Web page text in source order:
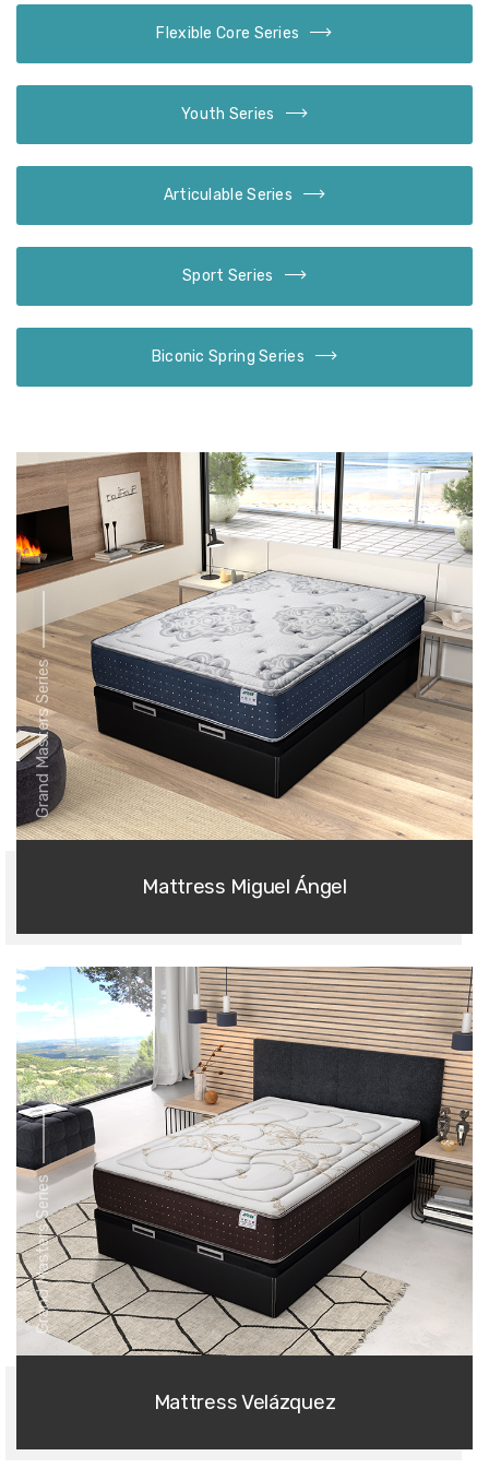
Flexible Core Series
Youth Series
Articulable Series
Sport Series
Biconic Spring Series
Grand Masters Series
Mattress Miguel Ángel
Grand Masters Series
Mattress Velázquez